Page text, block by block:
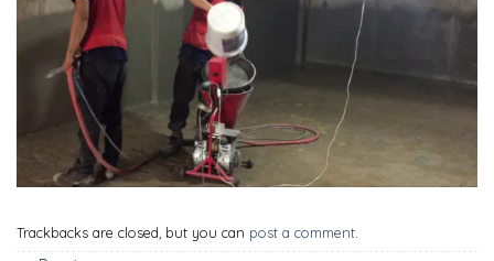
Trackbacks are closed, but you can post a comment